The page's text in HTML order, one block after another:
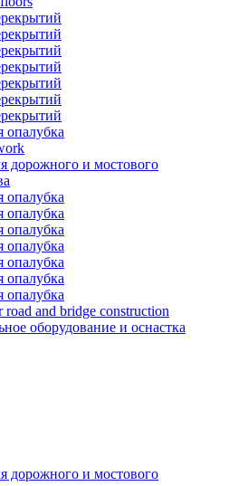
опалубка
дорожного и мостового
опалубка
опалубка
опалубка
опалубка
опалубка
опалубка
опалубка
and bridge construction
оборудование и оснастка
дорожного и мостового